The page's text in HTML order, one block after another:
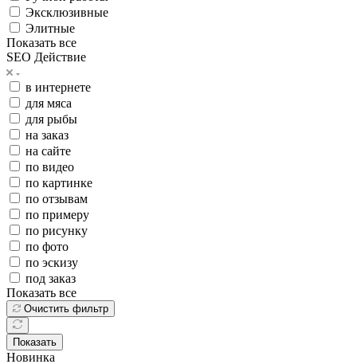
Эксклюзивные
Элитные
Показать все
SEO Действие
в интернете
для мяса
для рыбы
на заказ
на сайте
по видео
по картинке
по отзывам
по примеру
по рисунку
по фото
по эскизу
под заказ
Показать все
Очистить фильтр
Показать
Новинка